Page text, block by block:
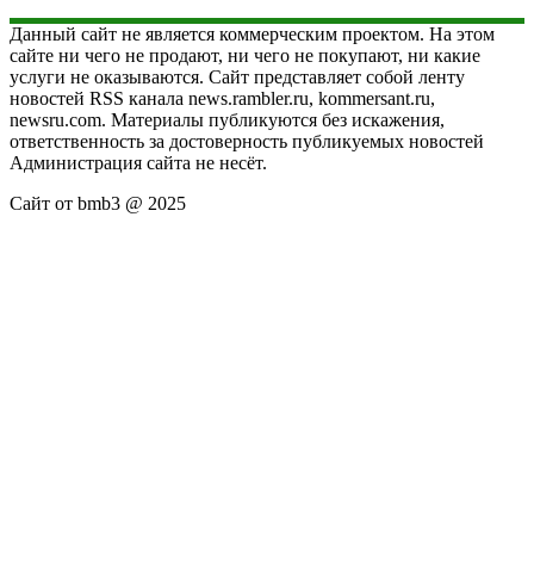
Данный сайт не является коммерческим проектом. На этом
сайте ни чего не продают, ни чего не покупают, ни какие
услуги не оказываются. Сайт представляет собой ленту
новостей RSS канала news.rambler.ru, kommersant.ru,
newsru.com. Материалы публикуются без искажения,
ответственность за достоверность публикуемых новостей
Администрация сайта не несёт.
Сайт от bmb3 @ 2025